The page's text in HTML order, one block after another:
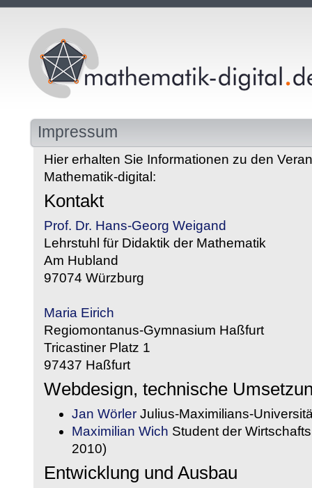
Impressum
Hier erhalten Sie Informationen zu den
Mathematik-digital:
Kontakt
Prof. Dr. Hans-Georg Weigand
Lehrstuhl für Didaktik der Mathematik
Am Hubland
97074 Würzburg
Maria Eirich
Regiomontanus-Gymnasium Haßfurt
Tricastiner Platz 1
97437 Haßfurt
Webdesign, technische
Jan Wörler Julius-Maximilians-
Maximilian Wich Student der
2010)
Entwicklung und Ausbau